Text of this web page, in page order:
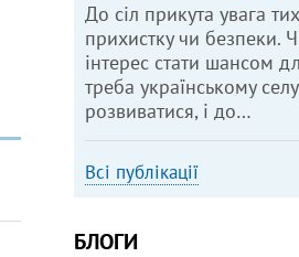
До сіл прикута увага
прихистку чи безпеки.
інтерес стати шансом
треба українському
розвиватися, і до…
Всі публікації
БЛОГИ